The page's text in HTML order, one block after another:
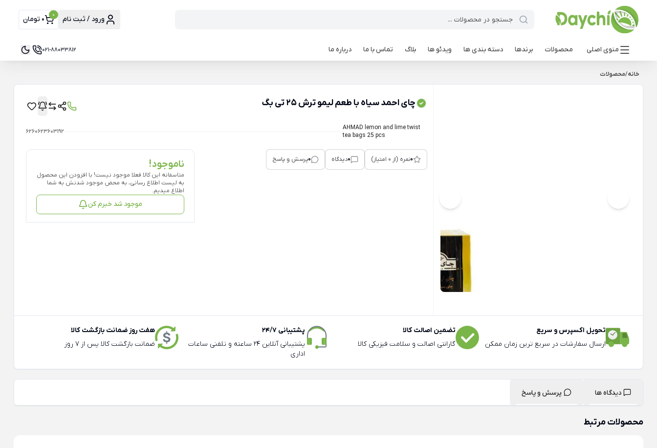
ورود / ثبت نام 0 0 تومان
منوی اصلی محصولات برندها دسته بندی ها ویدئو ها بلاگ تماس با ما درباره ما 021-88033812
خانه/محصولات
چای احمد سیاه با طعم لیمو ترش 25 تی بگ
AHMAD lemon and lime twist
tea bags 25 pcs
6260623603192
0نمره (از 0 امتیاز) 0دیدگاه 0پرسش و پاسخ ناموجود!
متاسفانه این کالا فعلا موجود نیست! با افزودن این محصول
به لیست اطلاع رسانی، به محض موجود شدنش به شما
اطلاع میدیم.
موجود شد خبرم کن
تحویل اکسپرس و سریع
ارسال سفارشات در سریع ترین زمان ممکن
تضمین اصالت کالا
گارانتی اصالت و سلامت فیزیکی کالا
پشتیبانی 24/7
پشتیبانی آنلاین 24 ساعته و تلفنی ساعات
اداری
هفت روز ضمانت بازگشت کالا
ضمانت بازگشت کالا پس از 7 روز
دیدگاه ها پرسش و پاسخ
محصولات مرتبط